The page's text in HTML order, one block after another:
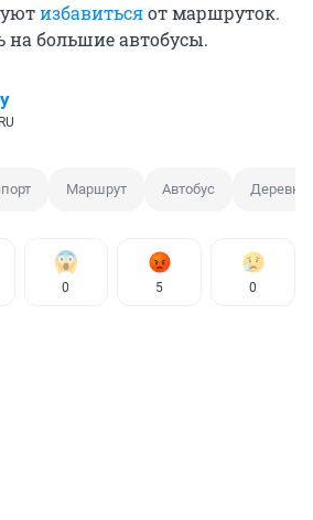
избавитьсяот маршруток.
на большие автобусы.
Маршрут Автобус Деревня
0 5 0